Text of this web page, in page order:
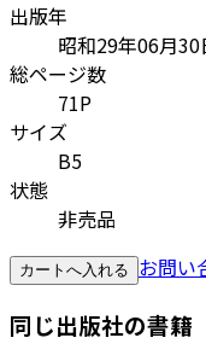
出版年
昭和29年06月30
総ページ数
71P
サイズ
B5
状態
非売品
カートへ入れる お問い
同じ出版社の書籍